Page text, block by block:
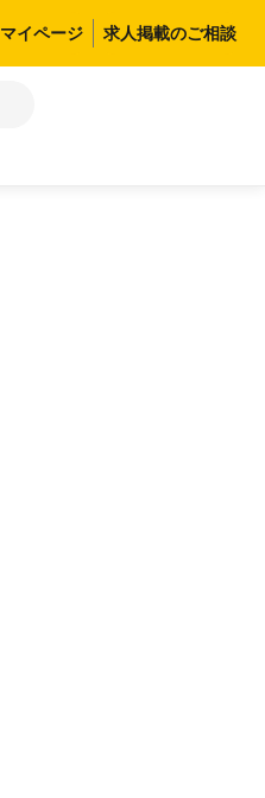
マイページ 求人掲載のご相談